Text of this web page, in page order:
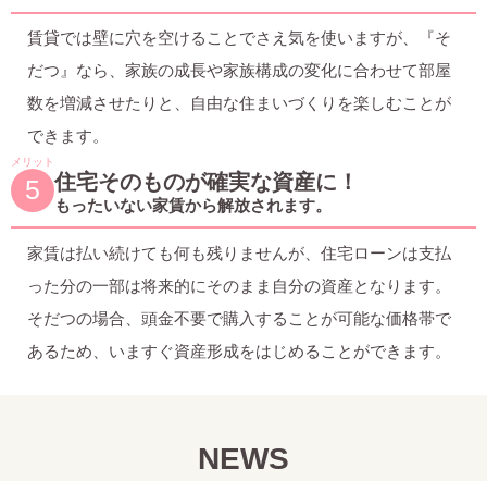
賃貸では壁に穴を空けることでさえ気を使いますが、『そ
だつ』なら、家族の成長や家族構成の変化に合わせて部屋
数を増減させたりと、自由な住まいづくりを楽しむことが
できます。
メリット
5 住宅そのものが確実な資産に！
もったいない家賃から解放されます。
家賃は払い続けても何も残りませんが、住宅ローンは支払
った分の一部は将来的にそのまま自分の資産となります。
そだつの場合、頭金不要で購入することが可能な価格帯で
あるため、いますぐ資産形成をはじめることができます。
NEWS